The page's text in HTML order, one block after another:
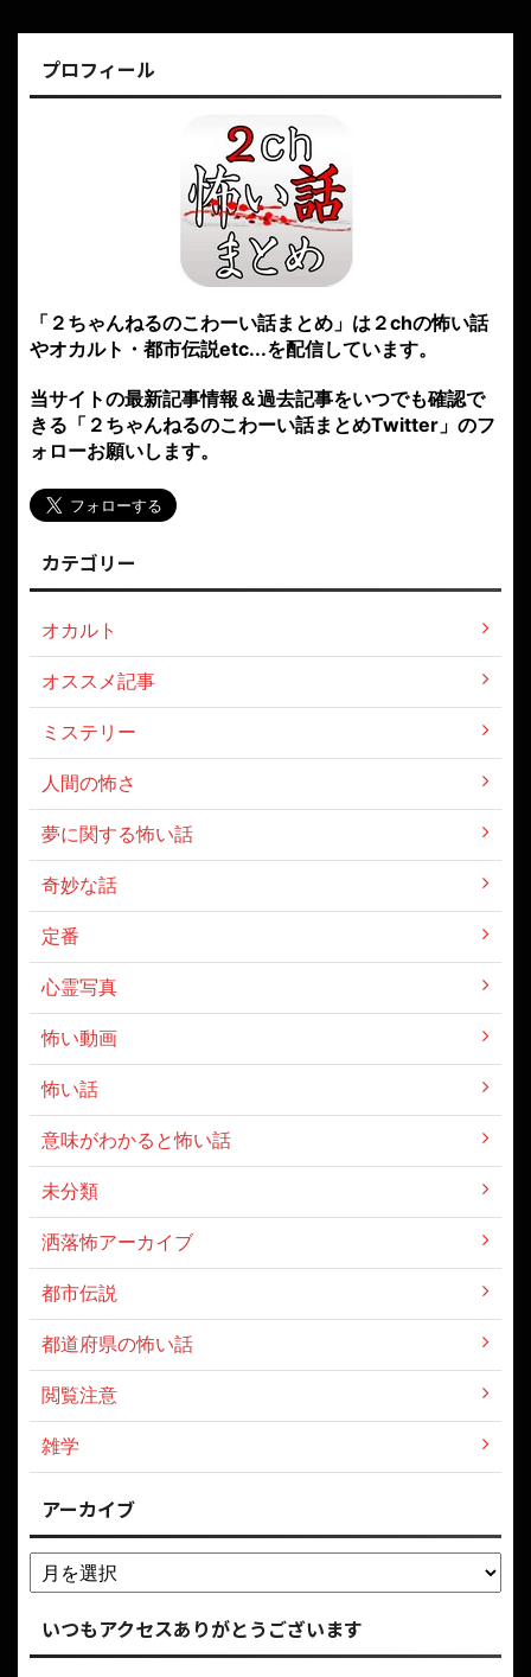
プロフィール
「２ちゃんねるのこわーい話まとめ」は２chの怖い話
やオカルト・都市伝説etc...を配信しています。
当サイトの最新記事情報＆過去記事をいつでも確認で
きる「２ちゃんねるのこわーい話まとめTwitter」のフ
ォローお願いします。
カテゴリー
オカルト
オススメ記事
ミステリー
人間の怖さ
夢に関する怖い話
奇妙な話
定番
心霊写真
怖い動画
怖い話
意味がわかると怖い話
未分類
洒落怖アーカイブ
都市伝説
都道府県の怖い話
閲覧注意
雑学
アーカイブ
いつもアクセスありがとうございます